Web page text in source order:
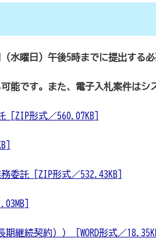
水曜日）午後5時までに提出する
能です。また、電子入札案件はシ
[ZIP形式／560.07KB]
委託 [ZIP形式／532.43KB]
継続契約）） [WORD形式／